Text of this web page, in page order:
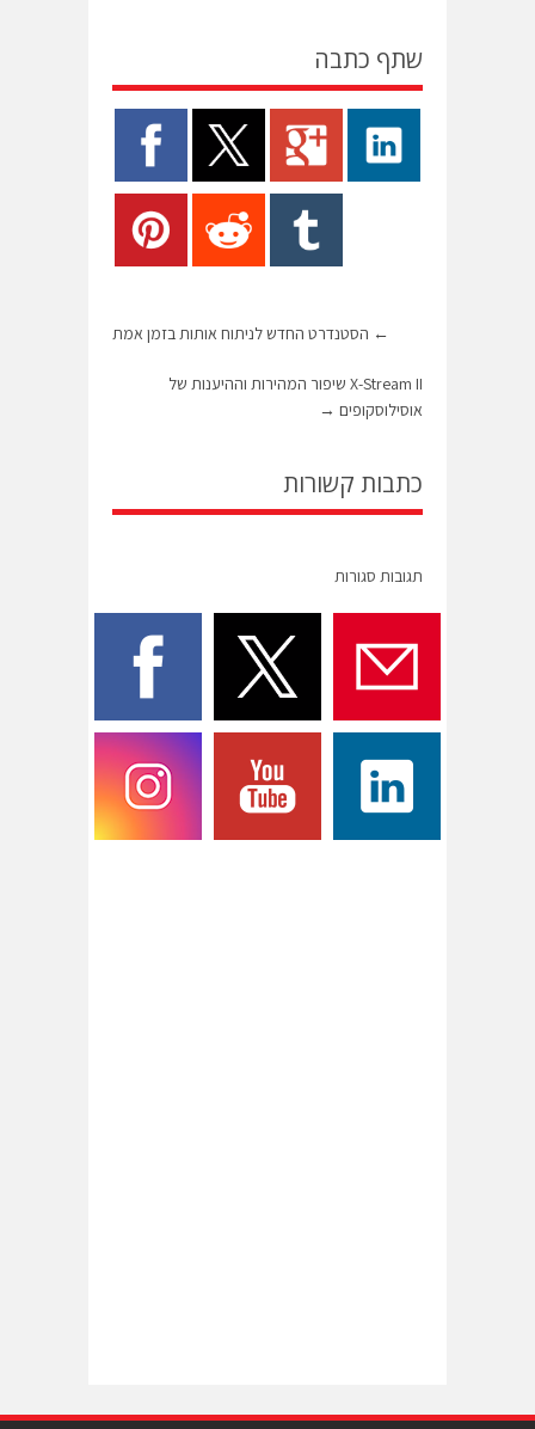
שתף כתבה
← הסטנדרט החדש לניתוח אותות בזמן אמת
X-Stream II שיפור המהירות וההיענות של
אוסילוסקופים →
כתבות קשורות
תגובות סגורות